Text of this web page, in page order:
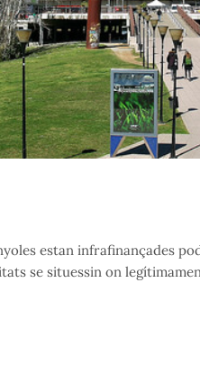
estan infrafinançades
se situessin on